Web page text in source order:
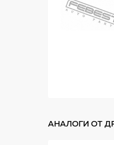
АНАЛОГИ ОТ